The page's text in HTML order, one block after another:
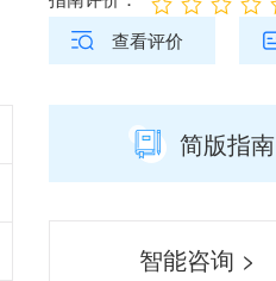
查看评价
简版指南
智能咨询 >